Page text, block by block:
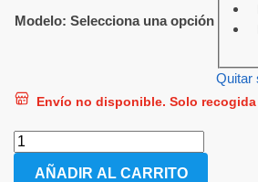
Modelo: Selecciona una opción
Quitar
Envío no disponible. Solo
AÑADIR AL CARRITO